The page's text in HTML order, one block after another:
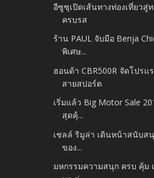
อีซูซุเปิดเส้นทางท่องเที่ยวสู่
ครบรส
ร้าน PAUL จับมือ Benja
พิเศษ...
ฮอนด้า CBR500R จัดโปรแ
สายสปอร์ต
เริ่มแล้ว Big Motor Sale
สุดคุ้...
เชลล์ ริมูล่า เดินหน้าสนับส
ของ...
มหกรรมความสนุก ครบ คุ้ม